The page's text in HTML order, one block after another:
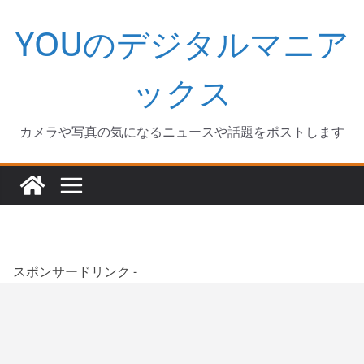
キ
YOUのデジタルマニア
ックス
カメラや写真の気になるニュースや話題をポストします
スポンサードリンク -